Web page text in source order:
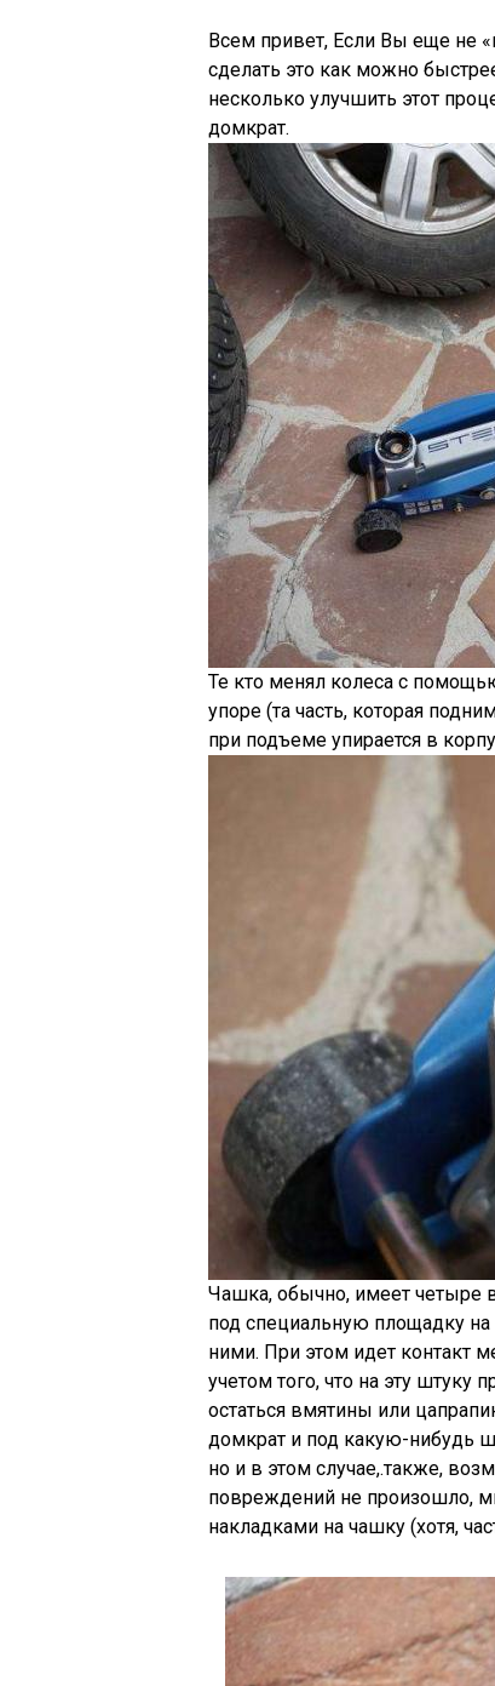
Всем привет, Если Вы еще не
сделать это как можно
несколько улучшить этот
домкрат.
Те кто менял колеса с
упоре (та часть, которая
при подъеме упирается в
Чашка, обычно, имеет четыре
под специальную площадку
ними. При этом идет контакт
учетом того, что на эту штуку
остаться вмятины или
домкрат и под какую-нибудь
но и в этом случае,.также,
повреждений не произошло,
накладками на чашку (хотя,